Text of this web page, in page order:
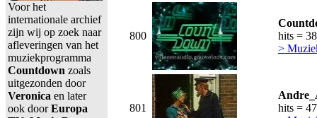
Voor het
internationale archief
zijn wij op zoek naar
afleveringen van het
muziekprogramma
Countdown zoals
uitgezonden door
Veronica en later
ook doorEuropa
800
hits =
>
801
hits =